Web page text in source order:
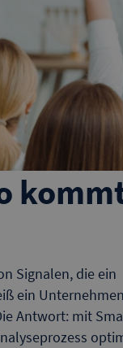
Signalen, die ein
ein
Antwort: mit